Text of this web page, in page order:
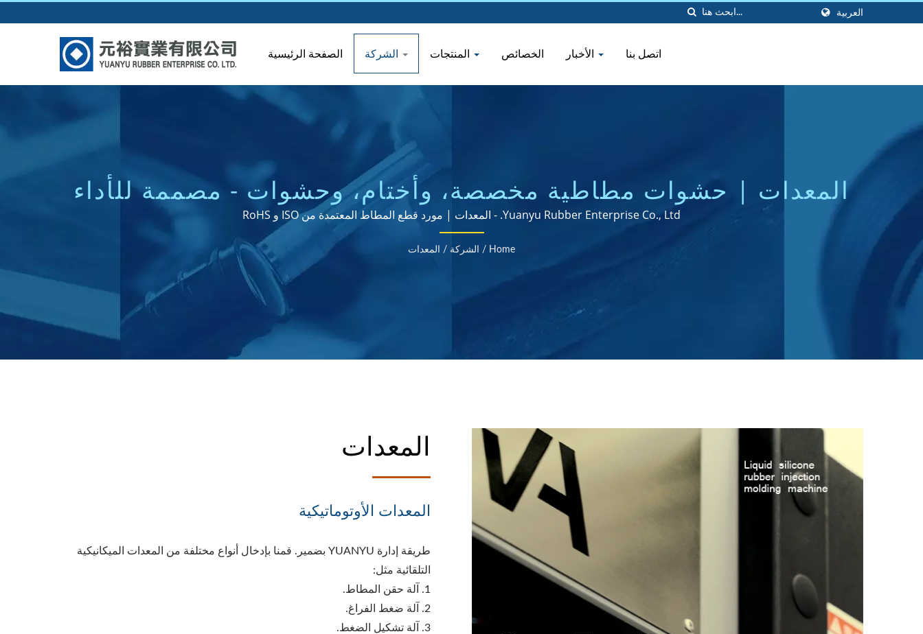
العربية
الصفحة الرئيسية الخصائص اتصل بنا
المعدات | حشوات مطاطية مخصصة، وأختام، وحشوات - مصممة للأداء
Yuanyu Rubber Enterprise Co., Ltd. - المعدات | مورد قطع المطاط المعتمدة من ISO و RoHS
Home
/ الشركة / المعدات
المعدات
المعدات الأوتوماتيكية
طريقة إدارة YUANYU بضمير. قمنا بإدخال أنواع مختلفة من المعدات الميكانيكية
التلقائية مثل:
1. آلة حقن المطاط.
2. آلة ضغط الفراغ.
3. آلة تشكيل الضغط.